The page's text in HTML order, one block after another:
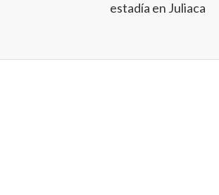
estadía en Juliaca